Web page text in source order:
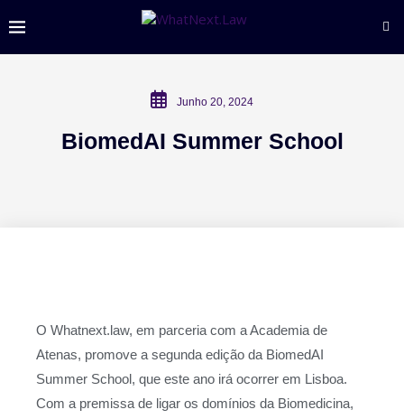
Junho 20, 2024
BiomedAI Summer School
O Whatnext.law, em parceria com a Academia de
Atenas, promove a segunda edição da BiomedAI
Summer School, que este ano irá ocorrer em Lisboa.
Com a premissa de ligar os domínios da Biomedicina,